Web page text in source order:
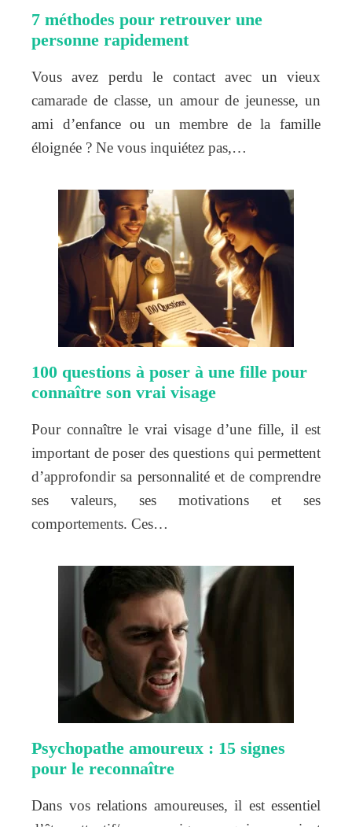
7 méthodes pour retrouver une
personne rapidement
Vous avez perdu le contact avec un vieux
camarade de classe, un amour de jeunesse, un
ami d’enfance ou un membre de la famille
éloignée ? Ne vous inquiétez pas,…
100 questions à poser à une fille pour
connaître son vrai visage
Pour connaître le vrai visage d’une fille, il est
important de poser des questions qui permettent
d’approfondir sa personnalité et de comprendre
ses valeurs, ses motivations et ses
comportements. Ces…
Psychopathe amoureux : 15 signes
pour le reconnaître
Dans vos relations amoureuses, il est essentiel